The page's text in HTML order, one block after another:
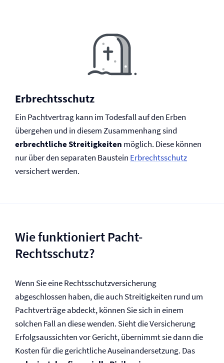
Erb­rechtsschutz
Ein Pachtvertrag kann im Todesfall auf den Erben
übergehen und in diesem Zusammenhang sind
erbrechtliche Streitigkeiten möglich. Diese können
nur über den separaten Baustein Erb­rechtsschutz
versichert werden.
Wie funktioniert Pacht-
Rechtsschutz?
Wenn Sie eine Rechtsschutz­versicherung
abgeschlossen haben, die auch Streitigkeiten rund um
Pachtverträge abdeckt, können Sie sich in einem
solchen Fall an diese wenden. Sieht die Versicherung
Erfolgsaussichten vor Gericht, übernimmt sie dann die
Kosten für die gerichtliche Auseinandersetzung. Das